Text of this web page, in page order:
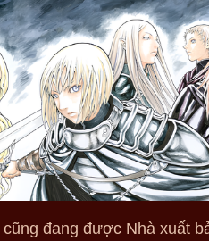
cũng đang được Nhà xuất